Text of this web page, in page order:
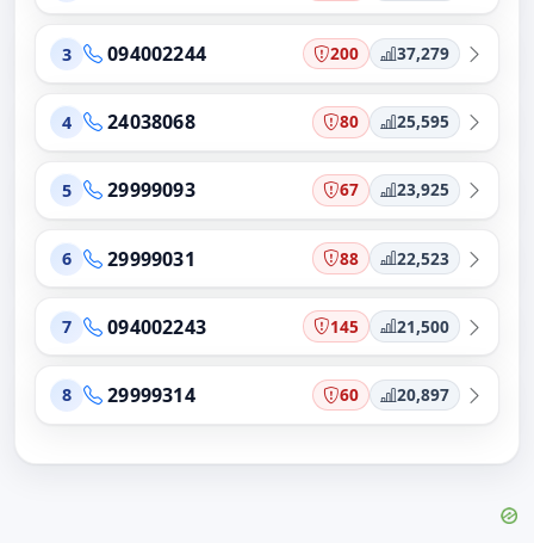
3 094002244 200 37,279
4 24038068 80 25,595
5 29999093 67 23,925
6 29999031 88 22,523
7 094002243 145 21,500
8 29999314 60 20,897